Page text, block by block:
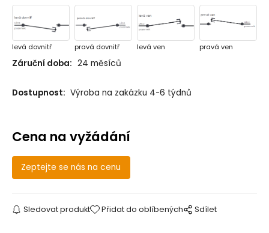
levá dovnitř pravá dovnitř levá ven pravá ven
Záruční doba: 24 měsíců
Dostupnost: Výroba na zakázku 4-6 týdnů
Cena na vyžádání
Zeptejte se nás na cenu
Sledovat produkt Přidat do oblíbených Sdílet